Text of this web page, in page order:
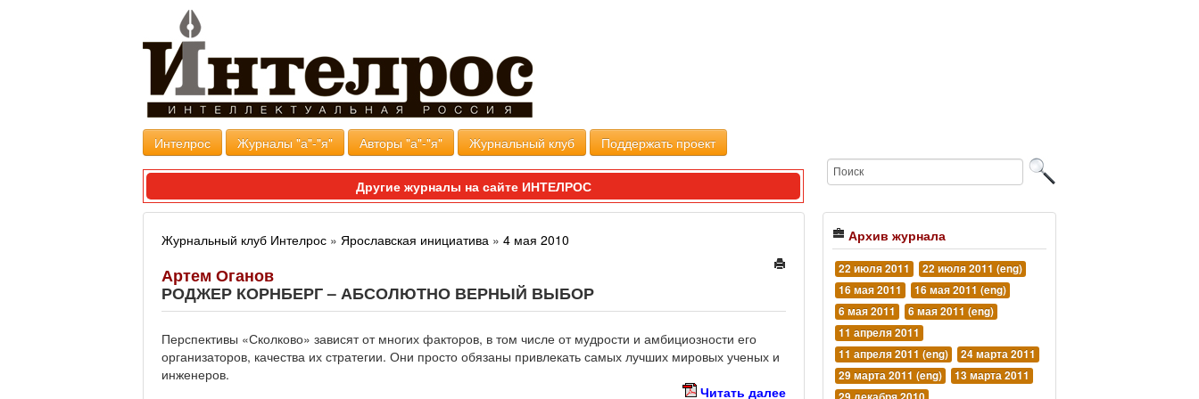
Интелрос Журналы "а"-"я" Авторы "а"-"я" Журнальный клуб Поддержать проект
Другие журналы на сайте ИНТЕЛРОС
Журнальный клуб Интелрос » Ярославская инициатива » 4 мая 2010
Артем Оганов
РОДЖЕР КОРНБЕРГ – АБСОЛЮТНО ВЕРНЫЙ ВЫБОР
Перспективы «Сколково» зависят от многих факторов, в том числе от мудрости и амбициозности его
организаторов, качества их стратегии. Они просто обязаны привлекать самых лучших мировых ученых и
инженеров.
Читать далее
Архив журнала
22 июля 2011
22 июля 2011 (eng)
16 мая 2011
16 мая 2011 (eng)
6 мая 2011
6 мая 2011 (eng)
11 апреля 2011
11 апреля 2011 (eng)
24 марта 2011
29 марта 2011 (eng)
13 марта 2011